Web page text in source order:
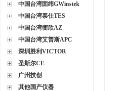
中国台湾固纬GWinstek
中国台湾泰仕TES
中国台湾衡欣AZ
中国台湾艾普斯APC
深圳胜利VICTOR
圣斯尔CE
广州技创
其他国产仪器